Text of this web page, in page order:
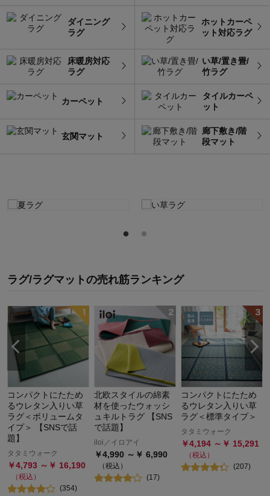
ダイニング
ラグ
ホットカーペ
ット対応ラグ
床暖房対応
ラグ
い草/置き畳/
竹ラグ
カーペット
タイルカーペ
ット
玄関マット
廊下敷き/階
段マット
ラグ/ラグマットの売れ筋ランキング
コンパクトにたため
るウレタン入りい草
ラグ＜ボリュームタ
イプ＞ 【SNSで話
題】
タタミウォーク
￥4,793 ～￥ 16,190
（税込）
(354)
北欧スタイルの綿素
材を使ったウォッシ
ュキルトラグ 【SNS
で話題】
iloi／イロアイ
￥4,990 ～￥ 6,990
（税込）
(17)
コンパクトにたため
るウレタン入りい草
ラグ＜標準タイプ＞
タタミウォーク
￥4,194 ～￥ 15,291
（税込）
(207)